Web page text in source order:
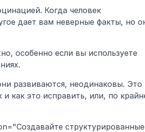
Когда человек
дает вам неверные факты, но
особенно если вы используете
развиваются, неодинаковы. Это
как это исправить, или, по
структурированные